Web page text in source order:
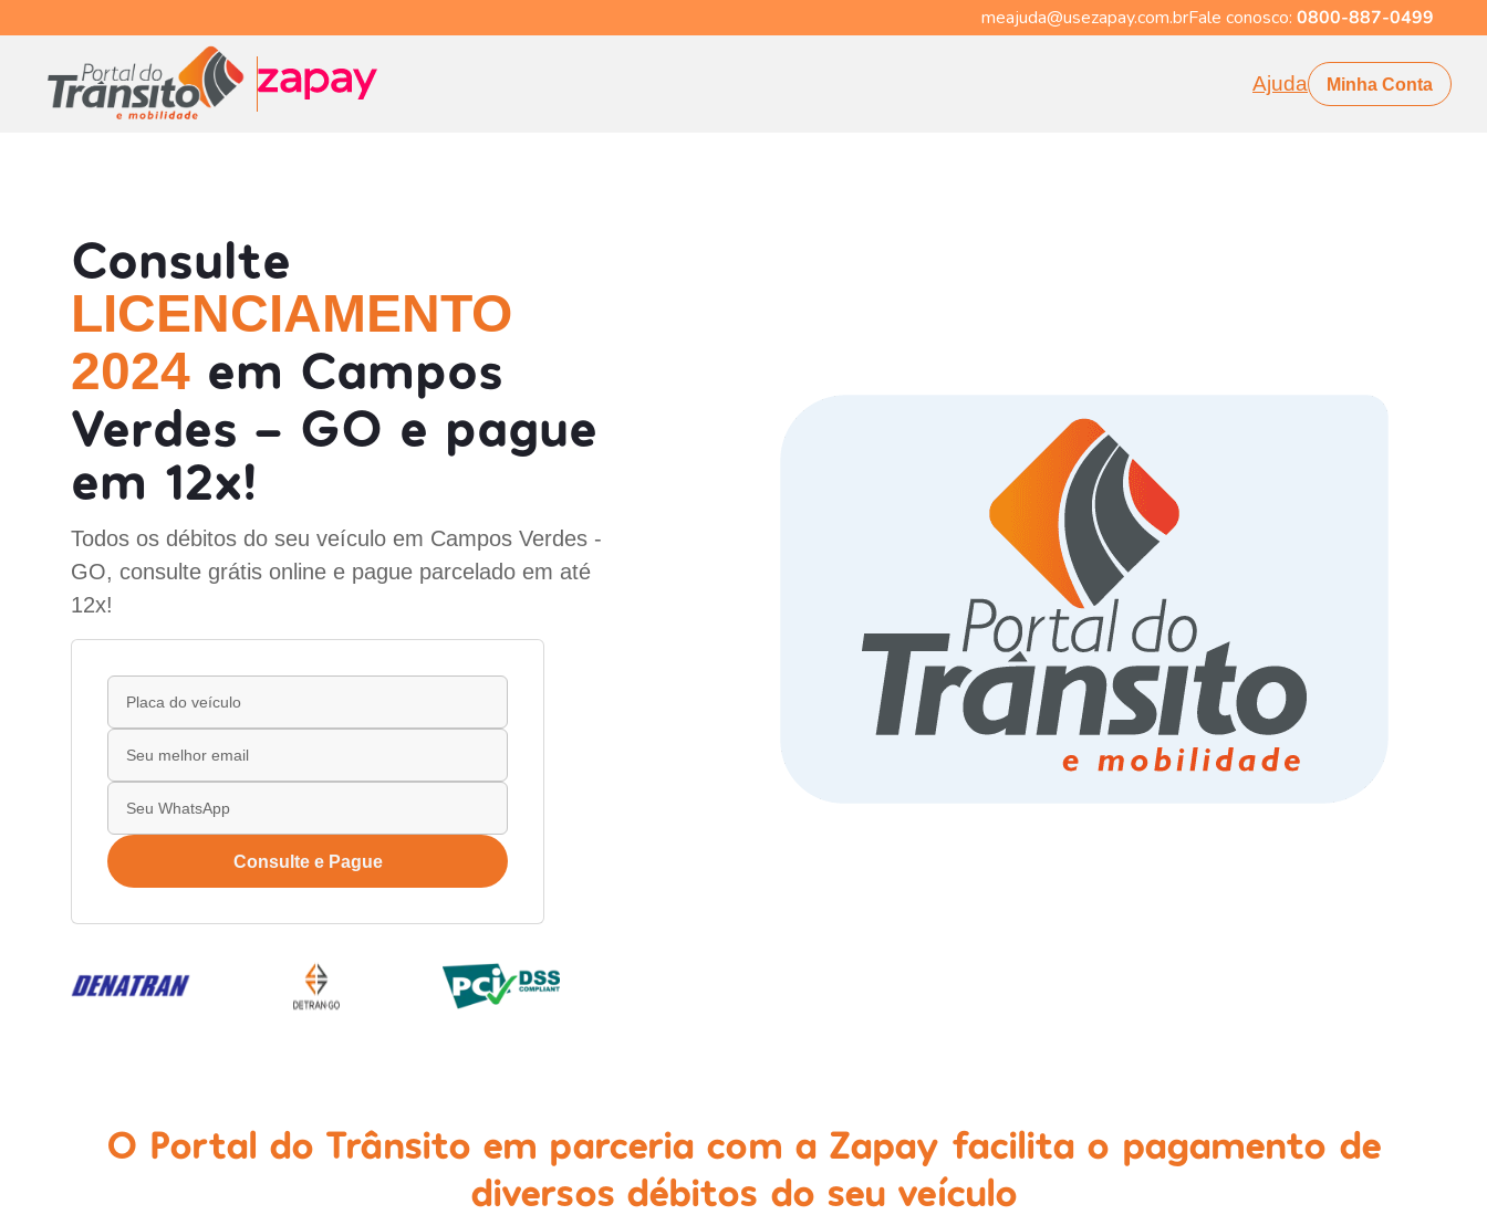
meajuda@usezapay.com.brFale conosco: 0800-887-0499
Ajuda Minha Conta
Consulte
LICENCIAMENTO
2024 em Campos
Verdes - GO e pague
em 12x!
Todos os débitos do seu veículo em Campos Verdes -
GO, consulte grátis online e pague parcelado em até
12x!
Consulte e Pague
O Portal do Trânsito em parceria com a Zapay facilita o pagamento de
diversos débitos do seu veículo